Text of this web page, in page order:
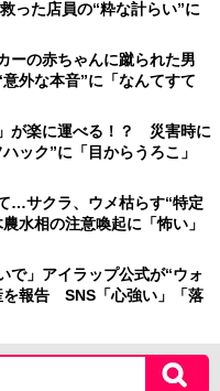
った店員の“粋な計らい”に
ーの赤ちゃんに蹴られた男
外な本音”に「なんてすて
が楽に運べる！？ 災害時に
ック”に「目からうろこ」
…サクラ、ウメ枯らす“特定
水相の注意喚起に「怖い」
で」アイラップ公式が“ウォ
を報告 SNS「心強い」「落